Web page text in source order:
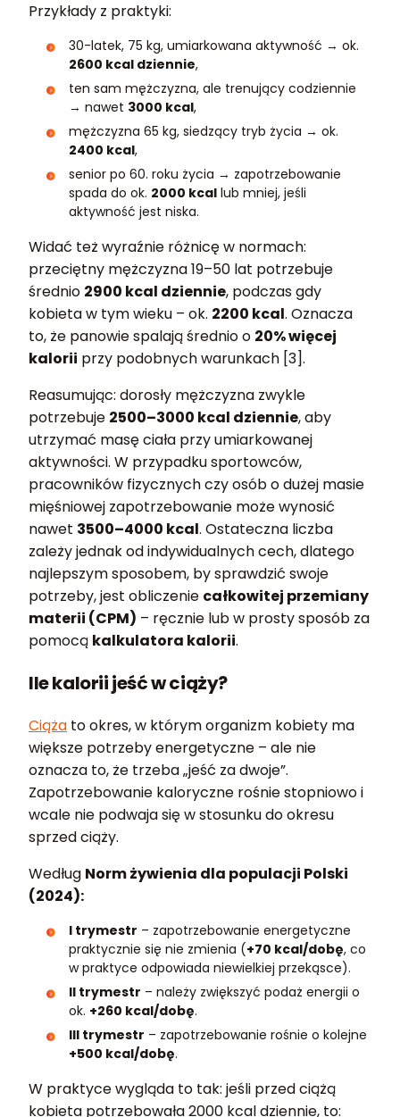
Przykłady z praktyki:
30-latek, 75 kg, umiarkowana aktywność → ok.
2600 kcal dziennie,
ten sam mężczyzna, ale trenujący codziennie
→ nawet 3000 kcal,
mężczyzna 65 kg, siedzący tryb życia → ok.
2400 kcal,
senior po 60. roku życia → zapotrzebowanie
spada do ok. 2000 kcal lub mniej, jeśli
aktywność jest niska.
Widać też wyraźnie różnicę w normach:
przeciętny mężczyzna 19–50 lat potrzebuje
średnio 2900 kcal dziennie, podczas gdy
kobieta w tym wieku – ok. 2200 kcal. Oznacza
to, że panowie spalają średnio o 20% więcej
kalorii przy podobnych warunkach [3].
Reasumując: dorosły mężczyzna zwykle
potrzebuje 2500–3000 kcal dziennie, aby
utrzymać masę ciała przy umiarkowanej
aktywności. W przypadku sportowców,
pracowników fizycznych czy osób o dużej masie
mięśniowej zapotrzebowanie może wynosić
nawet 3500–4000 kcal. Ostateczna liczba
zależy jednak od indywidualnych cech, dlatego
najlepszym sposobem, by sprawdzić swoje
potrzeby, jest obliczenie całkowitej przemiany
materii (CPM) – ręcznie lub w prosty sposób za
pomocą kalkulatora kalorii.
Ile kalorii jeść w ciąży?
Ciąża to okres, w którym organizm kobiety ma
większe potrzeby energetyczne – ale nie
oznacza to, że trzeba „jeść za dwoje”.
Zapotrzebowanie kaloryczne rośnie stopniowo i
wcale nie podwaja się w stosunku do okresu
sprzed ciąży.
Według Norm żywienia dla populacji Polski
(2024):
I trymestr – zapotrzebowanie energetyczne
praktycznie się nie zmienia (+70 kcal/dobę, co
w praktyce odpowiada niewielkiej przekąsce).
II trymestr – należy zwiększyć podaż energii o
ok. +260 kcal/dobę.
III trymestr – zapotrzebowanie rośnie o kolejne
+500 kcal/dobę.
W praktyce wygląda to tak: jeśli przed ciążą
kobieta potrzebowała 2000 kcal dziennie, to: